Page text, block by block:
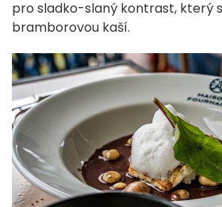
pro sladko-slaný kontrast, který
bramborovou kaší.